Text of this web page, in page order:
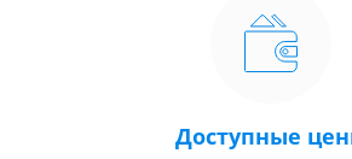
Доступные